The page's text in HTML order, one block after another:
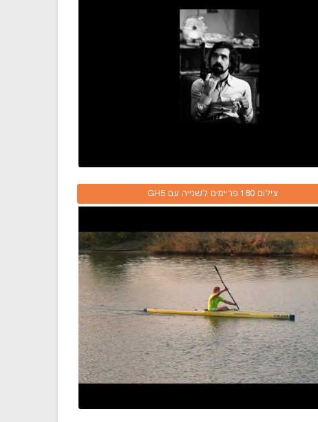
צילום 180 פריימים לשנייה עם GH5